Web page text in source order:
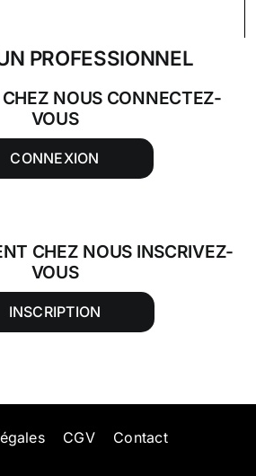
PROFESSIONNEL
NOUS CONNECTEZ-
VOUS
CONNEXION
CHEZ NOUS INSCRIVEZ-
VOUS
INSCRIPTION
CGV Contact